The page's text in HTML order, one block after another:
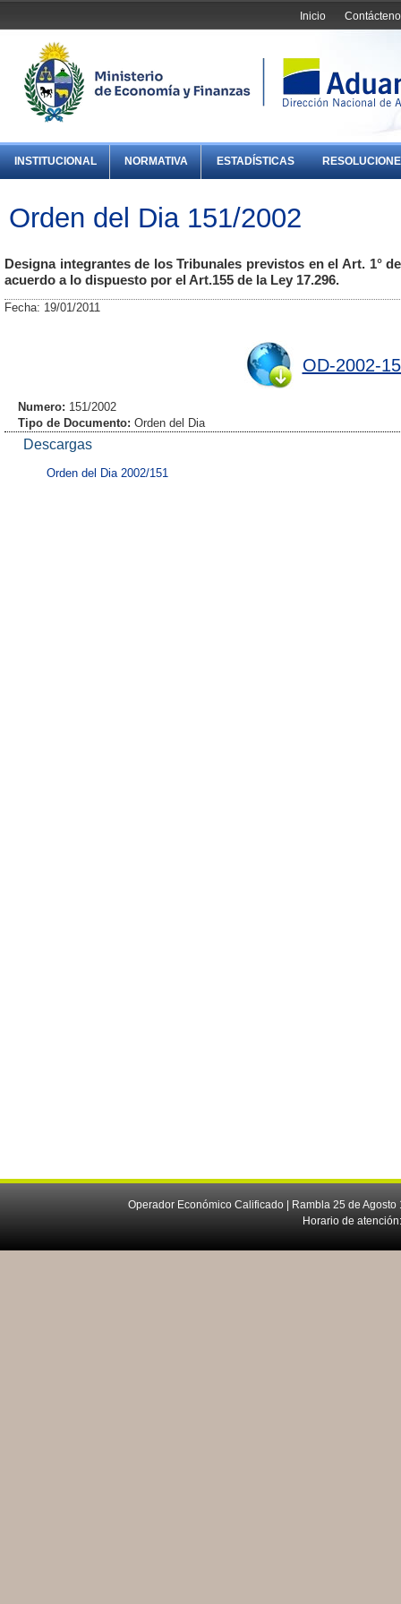
Inicio
INSTITUCIONAL NORMATIVA ESTADÍSTICAS
Orden del Dia 151/2002
Designa integrantes de los Tribunales previstos en el Art. 1°
acuerdo a lo dispuesto por el Art.155 de la Ley 17.296.
Fecha: 19/01/2011
OD-2002-
Numero: 151/2002
Tipo de Documento: Orden del Dia
Descargas
Orden del Dia 2002/151
Operador Económico Calificado | Rambla 25 de
Horario de